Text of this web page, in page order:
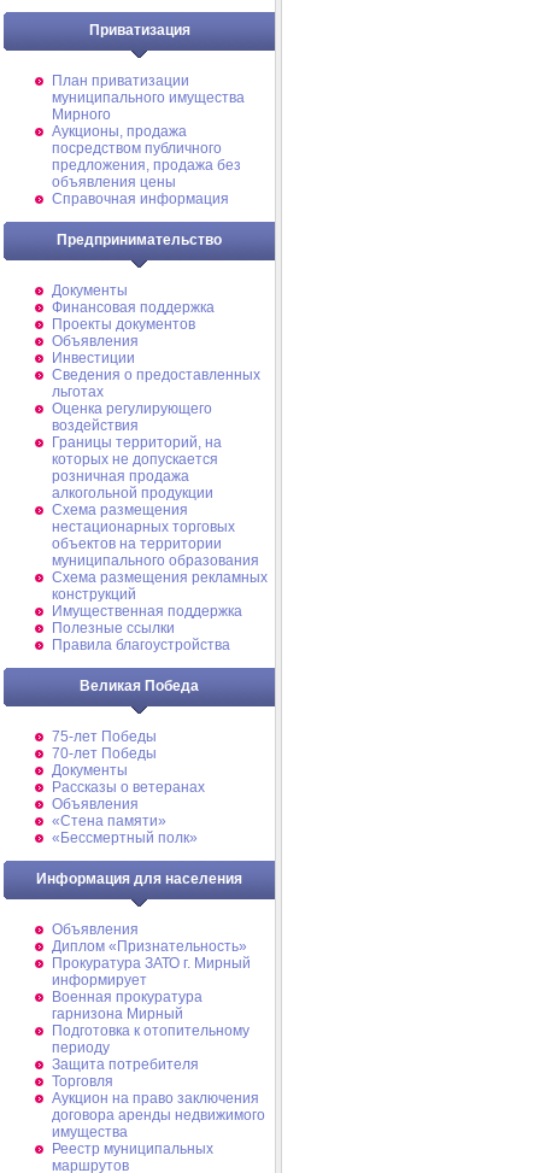
Приватизация
План приватизации
муниципального имущества
Мирного
Аукционы, продажа
посредством публичного
предложения, продажа без
объявления цены
Справочная информация
Предпринимательство
Документы
Финансовая поддержка
Проекты документов
Объявления
Инвестиции
Сведения о предоставленных
льготах
Оценка регулирующего
воздействия
Границы территорий, на
которых не допускается
розничная продажа
алкогольной продукции
Схема размещения
нестационарных торговых
объектов на территории
муниципального образования
Схема размещения рекламных
конструкций
Имущественная поддержка
Полезные ссылки
Правила благоустройства
Великая Победа
75-лет Победы
70-лет Победы
Документы
Рассказы о ветеранах
Объявления
«Стена памяти»
«Бессмертный полк»
Информация для населения
Объявления
Диплом «Признательность»
Прокуратура ЗАТО г. Мирный
информирует
Военная прокуратура
гарнизона Мирный
Подготовка к отопительному
периоду
Защита потребителя
Торговля
Аукцион на право заключения
договора аренды недвижимого
имущества
Реестр муниципальных
маршрутов